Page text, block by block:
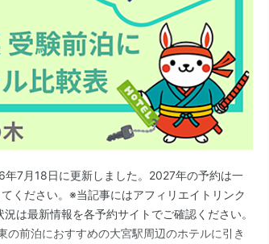
7月18日に更新しました。2027年の予約は一
ください。※当記事にはアフィリエイトリンク
は最新情報を各予約サイトでご確認ください。
の前泊におすすめの大宮駅周辺のホテルに引き